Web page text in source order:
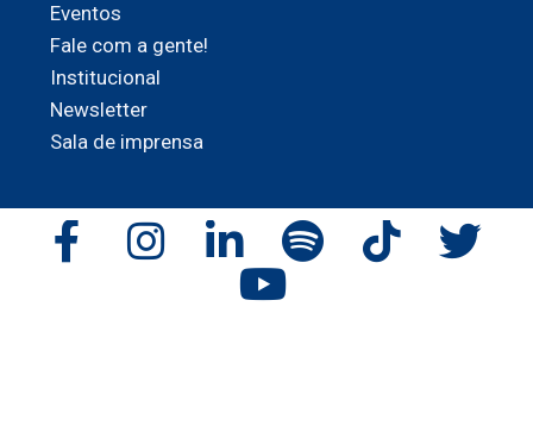
Eventos
Fale com a gente!
Institucional
Newsletter
Sala de imprensa